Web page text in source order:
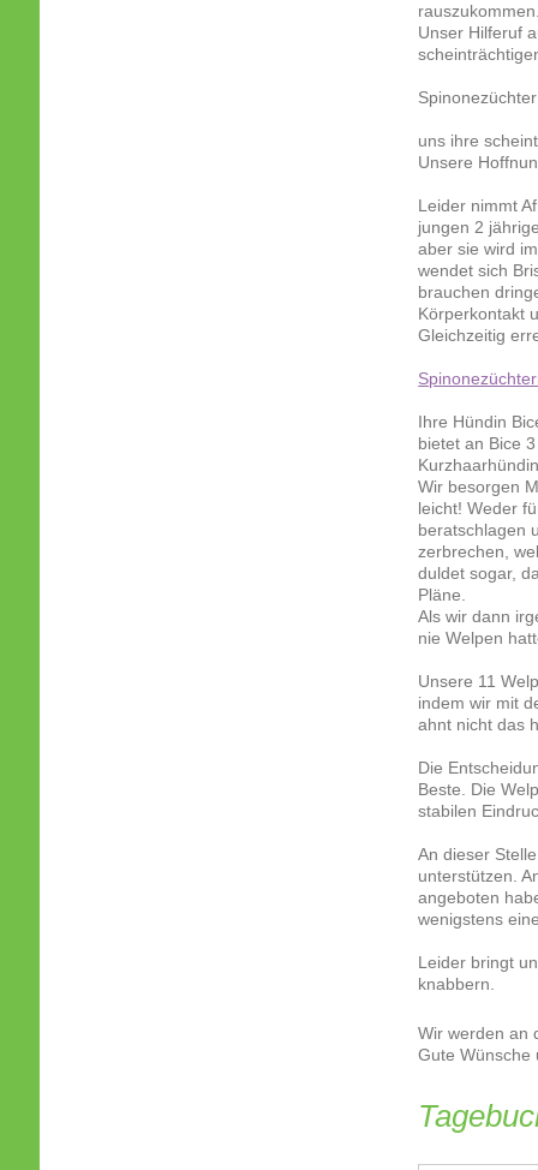
Unser Hilferuf
uns ihre
Unsere
Leider nimmt
jungen 2
aber sie wird
wendet sich
brauchen
Körperkontakt
Gleichzeitig
Ihre Hündin
bietet an Bice
Wir besorgen
leicht! Weder
beratschlagen
zerbrechen,
duldet sogar,
Pläne.
Als wir dann
nie Welpen
Unsere 11
indem wir mit
ahnt nicht das
Die
Beste. Die
stabilen
An dieser
unterstützen.
angeboten
wenigstens
Leider bringt
knabbern.
Wir werden an
Gute Wünsche